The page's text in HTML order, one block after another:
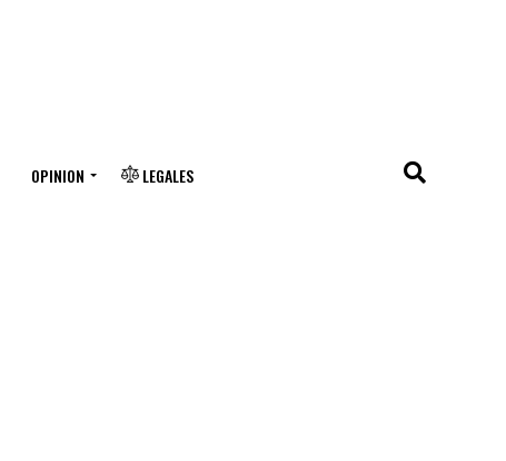
OPINION LEGALES